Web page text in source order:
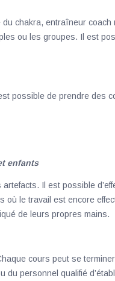
chakra, entraîneur
ou les groupes. Il est
possible de prendre des
enfants
Il est possible
le travail est encore
de leurs propres mains.
cours peut se
du personnel qualifié